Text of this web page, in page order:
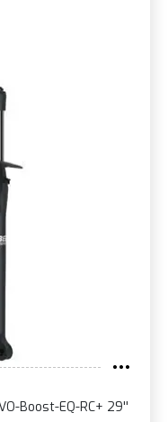
Boost-EQ-RC+ 29''